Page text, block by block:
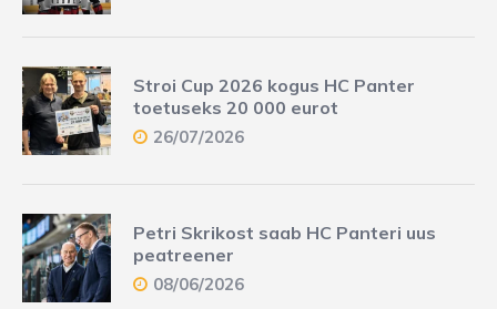
Stroi Cup 2026 kogus HC Panter
toetuseks 20 000 eurot
26/07/2026
Petri Skrikost saab HC Panteri uus
peatreener
08/06/2026